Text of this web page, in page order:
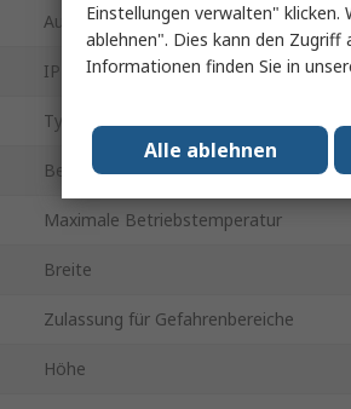
Ausgangsstrom
IP-Schutzart
Typ der Ausgangsspannung
Betriebstemperatur min.
Maximale Betriebstemperatur
Breite
Zulassung für Gefahrenbereiche
Höhe
Einstellungen verwalten" klicken.
ablehnen". Dies kann den
Informationen finden Sie in
Alle ablehnen